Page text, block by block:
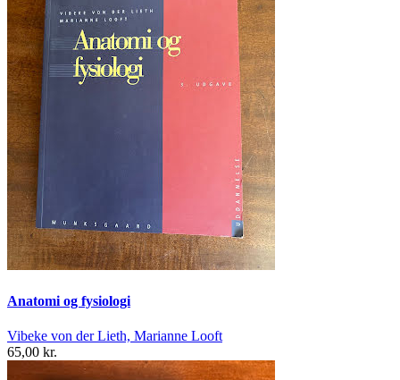
Anatomi og fysiologi
Vibeke von der Lieth, Marianne Looft
65,00 kr.